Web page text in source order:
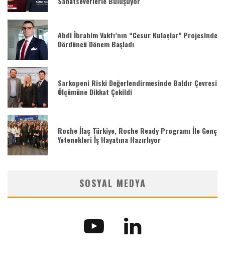
Abdi İbrahim Vakfı’nın “Cesur Kulaçlar” Projesinde
Dördüncü Dönem Başladı
Sarkopeni Riski Değerlendirmesinde Baldır Çevresi
Ölçümüne Dikkat Çekildi
Roche İlaç Türkiye, Roche Ready Programı İle Genç
Yetenekleri İş Hayatına Hazırlıyor
SOSYAL MEDYA